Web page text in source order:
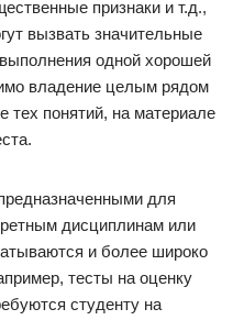
признаки и т.д.,
вызвать значительные
одной хорошей
владение целым рядом
тех понятий, на материале
для
дисциплинам или
и более широко
тесты на оценку
студенту на